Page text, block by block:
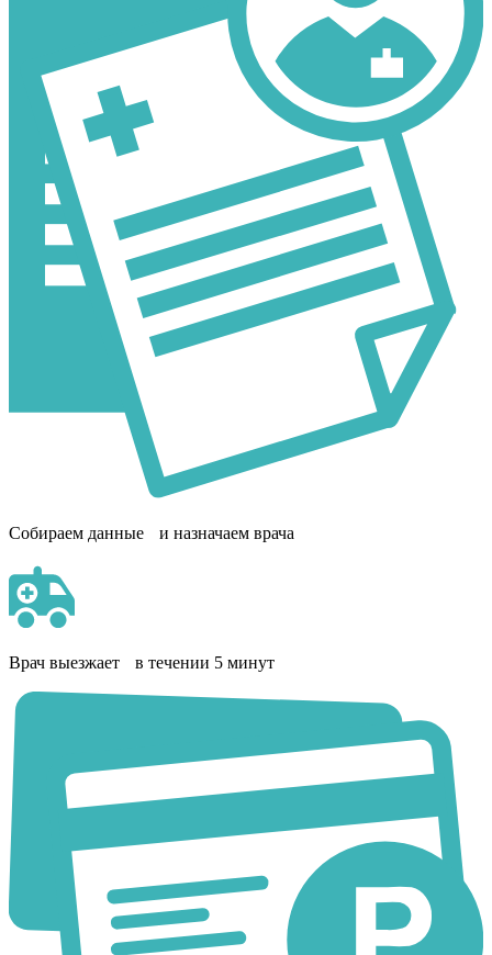
Собираем данные и назначаем врача
Врач выезжает в течении 5 минут